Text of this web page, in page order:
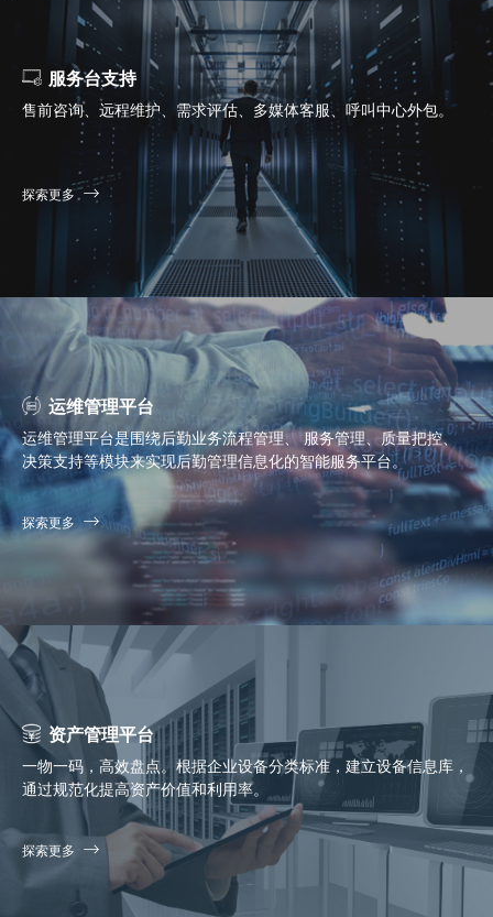
服务台支持
售前咨询、远程维护、需求评估、多媒体客服、呼叫中心外包。
探索更多
运维管理平台
运维管理平台是围绕后勤业务流程管理、 服务管理、质量把控、
决策支持等模块来实现后勤管理信息化的智能服务平台。
探索更多
资产管理平台
一物一码，高效盘点。根据企业设备分类标准，建立设备信息库，
通过规范化提高资产价值和利用率。
探索更多